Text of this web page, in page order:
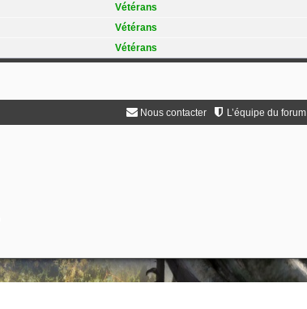
Vétérans
Vétérans
Vétérans
L’équipe du forum
Nous contacter